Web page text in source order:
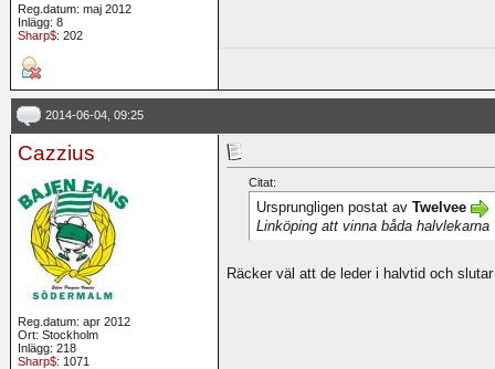
Reg.datum: maj 2012
Inlägg: 8
Sharp$: 202
2014-06-04, 09:25
Cazzius
Reg.datum: apr 2012
Ort: Stockholm
Inlägg: 218
Sharp$: 1071
Citat:
Ursprungligen postat av Twelvee
Linköping att vinna båda
Räcker väl att de leder i halvtid och